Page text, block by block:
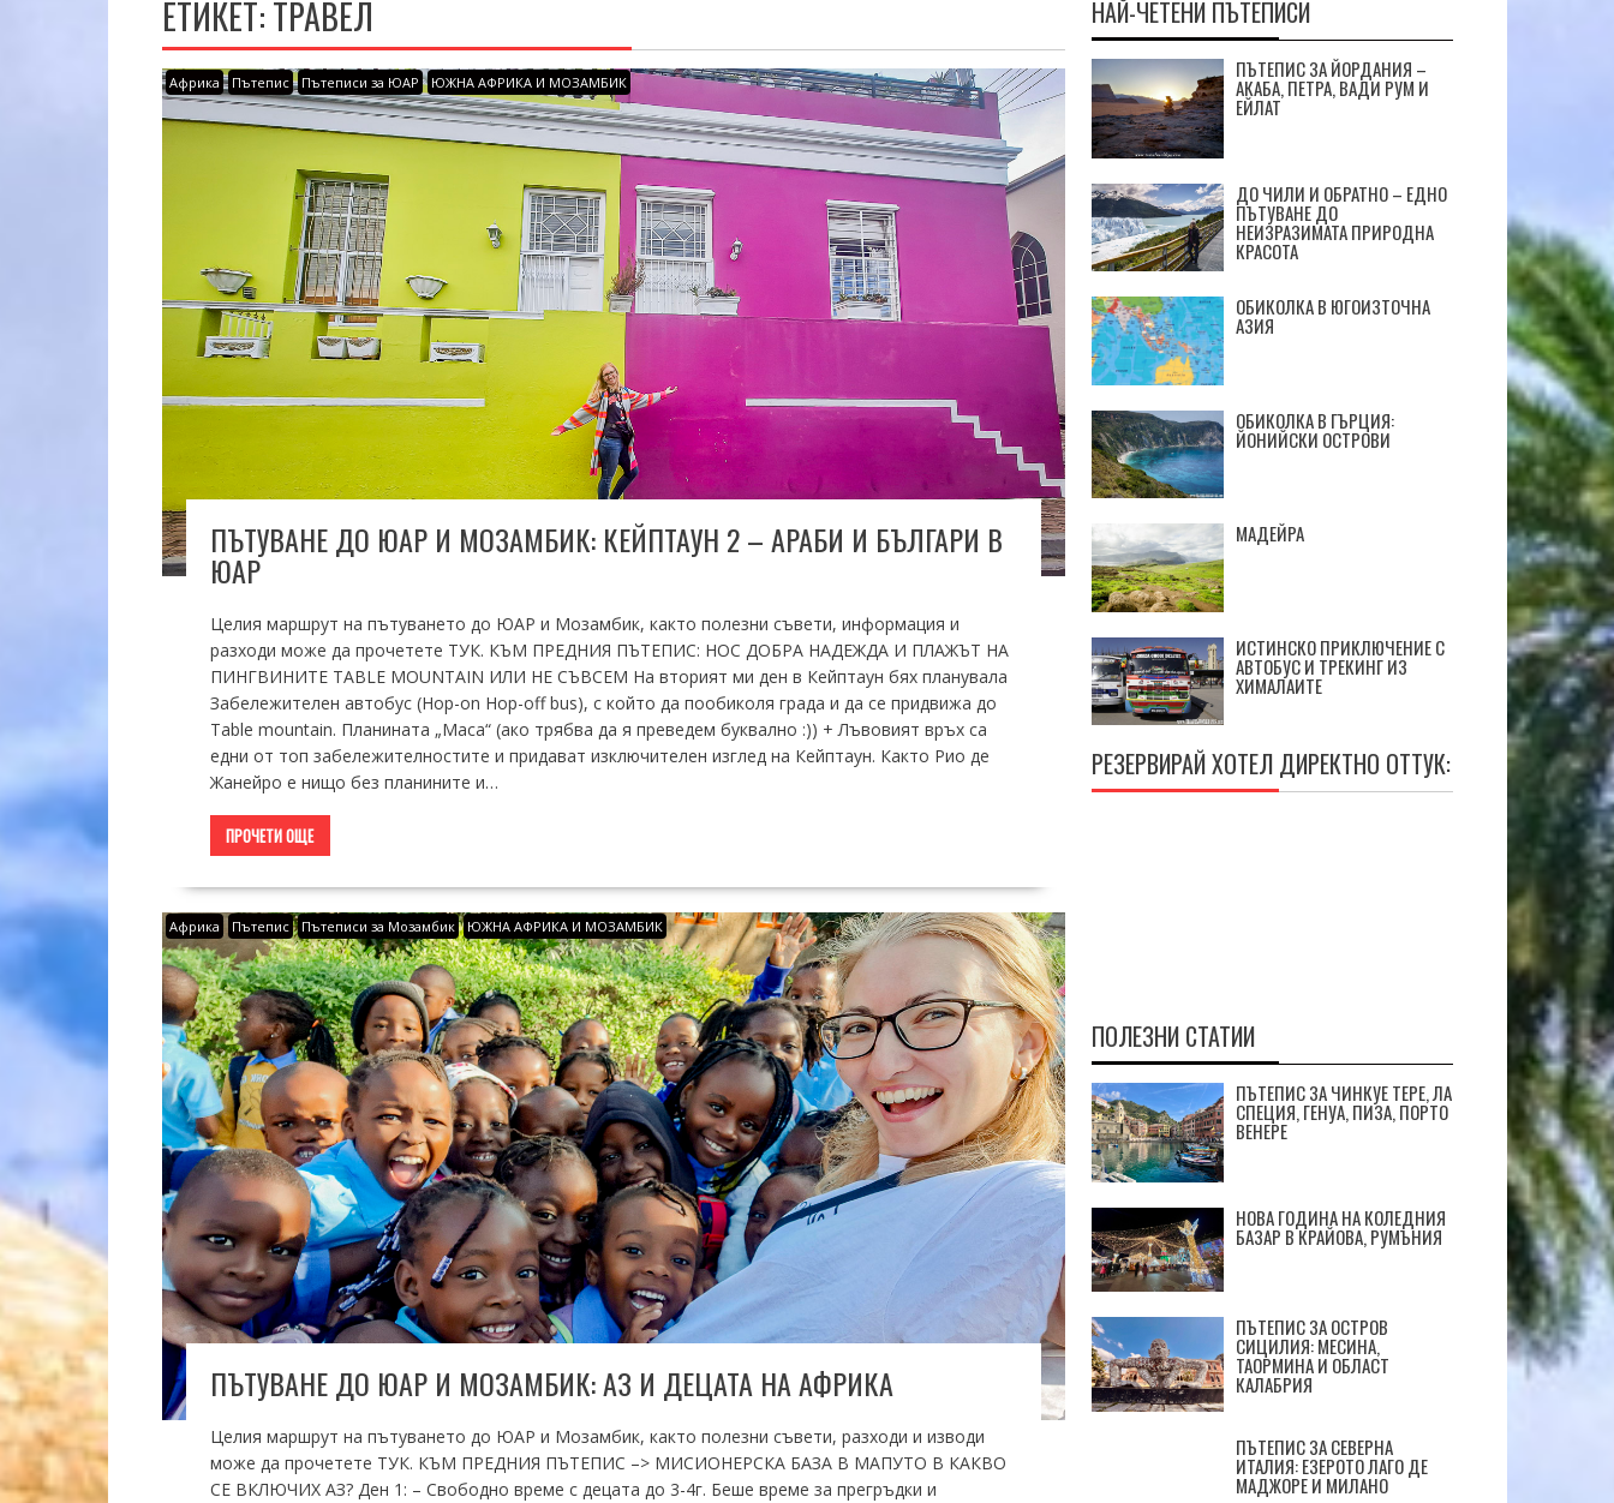
ЕТИКЕТ:ТРАВЕЛ
Африка Пътепис Пътеписи за ЮАР ЮЖНА АФРИКА И МОЗАМБИК
ПЪТУВАНЕ ДО ЮАР И МОЗАМБИК: КЕЙПТАУН 2 – АРАБИ И БЪЛГАРИ В
ЮАР
Целия маршрут на пътуването до ЮАР и Мозамбик, както полезни съвети, информация и
разходи може да прочетете ТУК. КЪМ ПРЕДНИЯ ПЪТЕПИС: НОС ДОБРА НАДЕЖДА И ПЛАЖЪТ НА
ПИНГВИНИТЕ TABLE MOUNTAIN ИЛИ НЕ СЪВСЕМ На вторият ми ден в Кейптаун бях планувала
Забележителен автобус (Hop-on Hop-off bus), с който да пообиколя града и да се придвижа до
Table mountain. Планината „Маса“ (ако трябва да я преведем буквално :)) + Лъвовият връх са
едни от топ забележителностите и придават изключителен изглед на Кейптаун. Както Рио де
Жанейро е нищо без планините и…
ПРОЧЕТИ ОЩЕ
Африка Пътепис Пътеписи за Мозамбик ЮЖНА АФРИКА И МОЗАМБИК
ПЪТУВАНЕ ДО ЮАР И МОЗАМБИК: АЗ И ДЕЦАТА НА АФРИКА
Целия маршрут на пътуването до ЮАР и Мозамбик, както полезни съвети, разходи и изводи
може да прочетете ТУК. КЪМ ПРЕДНИЯ ПЪТЕПИС –> МИСИОНЕРСКА БАЗА В МАПУТО В КАКВО
СЕ ВКЛЮЧИХ АЗ? Ден 1: – Свободно време с децата до 3-4г. Беше време за прегръдки и
НАЙ-ЧЕТЕНИ ПЪТЕПИСИ
ПЪТЕПИС ЗА ЙОРДАНИЯ –
АКАБА, ПЕТРА, ВАДИ РУМ И
ЕЙЛАТ
ДО ЧИЛИ И ОБРАТНО – ЕДНО
ПЪТУВАНЕ ДО
НЕИЗРАЗИМАТА ПРИРОДНА
КРАСОТА
ОБИКОЛКА В ЮГОИЗТОЧНА
АЗИЯ
ОБИКОЛКА В ГЪРЦИЯ:
ЙОНИЙСКИ ОСТРОВИ
МАДЕЙРА
ИСТИНСКО ПРИКЛЮЧЕНИЕ С
АВТОБУС И ТРЕКИНГ ИЗ
ХИМАЛАИТЕ
РЕЗЕРВИРАЙ ХОТЕЛ ДИРЕКТНО ОТТУК:
ПОЛЕЗНИ СТАТИИ
ПЪТЕПИС ЗА ЧИНКУЕ ТЕРЕ, ЛА
СПЕЦИЯ, ГЕНУА, ПИЗА, ПОРТО
ВЕНЕРЕ
НОВА ГОДИНА НА КОЛЕДНИЯ
БАЗАР В КРАЙОВА, РУМЪНИЯ
ПЪТЕПИС ЗА ОСТРОВ
СИЦИЛИЯ: МЕСИНА,
ТАОРМИНА И ОБЛАСТ
КАЛАБРИЯ
ПЪТЕПИС ЗА СЕВЕРНА
ИТАЛИЯ: ЕЗЕРОТО ЛАГО ДЕ
МАДЖОРЕ И МИЛАНО